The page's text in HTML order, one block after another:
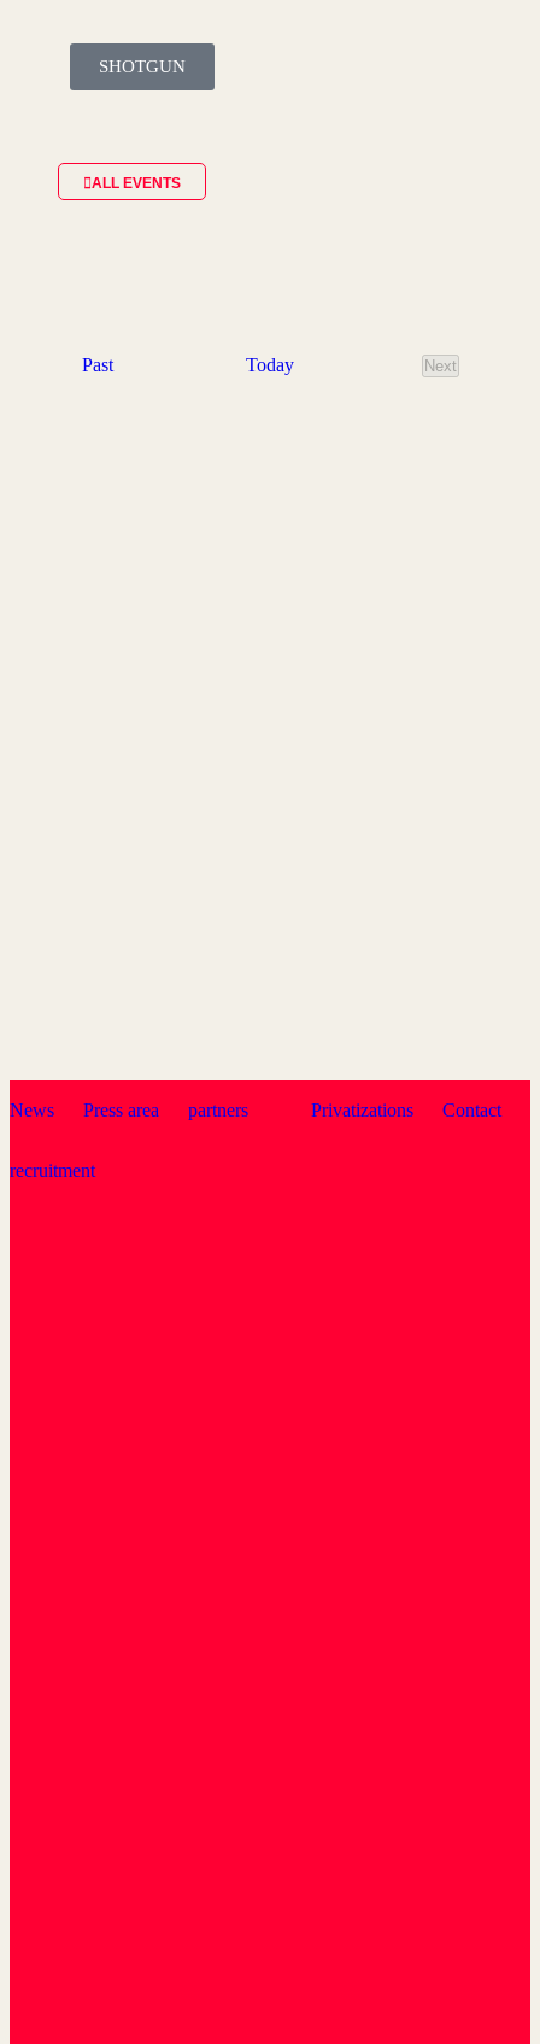
SHOTGUN
ALL EVENTS
Paste
Today
Next
events
News Press area partners Privatizations Contact
recruitment